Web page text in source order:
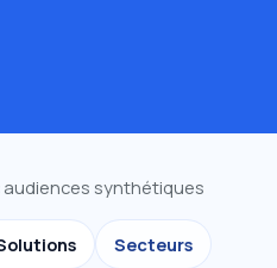
synthétiques
Secteurs